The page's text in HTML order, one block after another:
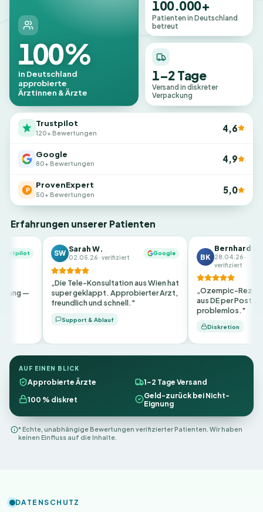
100%
in Deutschland
approbierte
Ärztinnen & Ärzte
100.000+
Patienten in Deutschland
betreut
1–2 Tage
Versand in diskreter
Verpackung
Trustpilot
120+ Bewertungen 4,6
Google
80+ Bewertungen 4,9
ProvenExpert
50+ Bewertungen 5,0
Erfahrungen unserer Patienten
Sarah W.
02.05.26 · verifiziert
Google
Tele-Konsultation aus Wien hat
geklappt. Approbierter Arzt,
und schnell."
Support & Ablauf
BK
Bernhard K.
28.04.26 ·
„Ozempic-Rezept innerhalb 24h
aus DE per Post — auch in Salzburg
AUF EINEN BLICK
Approbierte Ärzte
1–2 Tage Versand
100 % diskret
Geld-zurück bei Nicht-
Eignung
* Echte, unabhängige Bewertungen verifizierter Patienten. Wir haben
keinen Einfluss auf die Inhalte.
DATENSCHUTZ